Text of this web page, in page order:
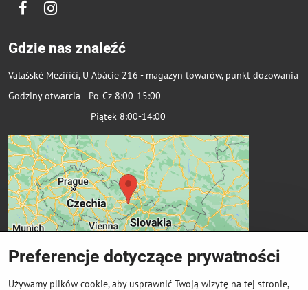
FacebookInstagram
Gdzie nas znaleźć
Valašské Meziříčí, U Abácie 216 - magazyn towarów, punkt dozowania
Godziny otwarcia Po-Cz 8:00-15:00
Piątek 8:00-14:00
Preferencje dotyczące prywatności
Używamy plików cookie, aby usprawnić Twoją wizytę na tej stronie,